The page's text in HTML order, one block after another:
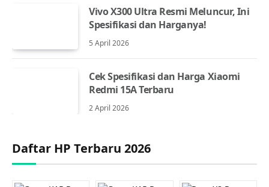
Vivo X300 Ultra Resmi Meluncur, Ini
Spesifikasi dan Harganya!
5 April 2026
Cek Spesifikasi dan Harga Xiaomi
Redmi 15A Terbaru
2 April 2026
Daftar HP Terbaru 2026